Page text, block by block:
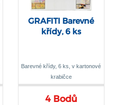
GRAFITI Barevné
křídy, 6 ks
Barevné křídy, 6 ks, v kartonové
krabičce
4 Bodů